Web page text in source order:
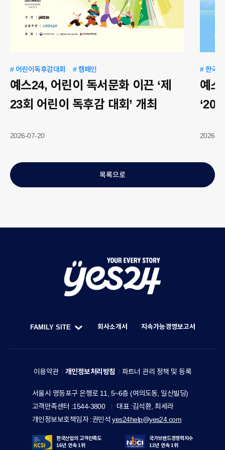
# 어린이독후감대회 # 캠페인
예스24, 어린이 독서문화 이끈 ‘제
23회 어린이 독후감 대회’ 개최
2026-07-20
# 한국
예스
2026-
목록으로
Y
U
R
V
E
R
Y
S
T
FAMILY SITE
M
L
Y
S
I
예
24
홀
딩
스
지속가능경영보고서
회사소개서
이용약관 개인정보처리방침 파트너 관리 정책 및 등록
주
소
서울시 영등포구 은행로 11, 5~6층 (여의도동, 일신빌딩)
고객만족센터
1544-3800 대표 김석환, 최세라
개인정보보호책임자 권민석yes24help@yes24.com
한국산업의 고객만족도
16년 연속 1위
국가브랜드경쟁력지수
12년 연속 1위